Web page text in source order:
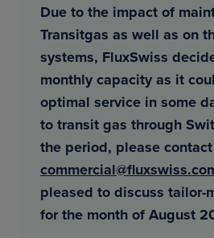
Due to the impact of
Transitgas as well as on
systems, FluxSwiss
monthly capacity as it
optimal service in some
to transit gas through
the period, please
pleased to discuss tailor-
for the month of August